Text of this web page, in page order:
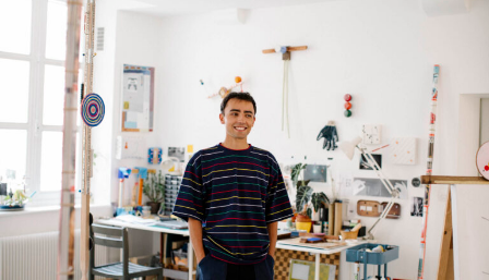
PROGRAMMATION
MAGAZINE
ESPACES DE PRATIQUE ARTISTIQUE ↓
Recherche
Connexion